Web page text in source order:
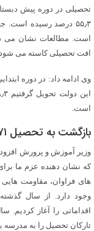
۵۵٫۳ درصد رسیده
است. مطالعات نشان می
افت تحصیلی کاسته می
وی ادامه داد: در دوره
است.
بازگشت به تحصیل ۷۱ هزار دانش‌آموز طی ۲ سال
که نشان دهنده عزم ما
های فراوان، مقاومت
وجود دارد. از سال
تارکان تحصیل را به مدرسه